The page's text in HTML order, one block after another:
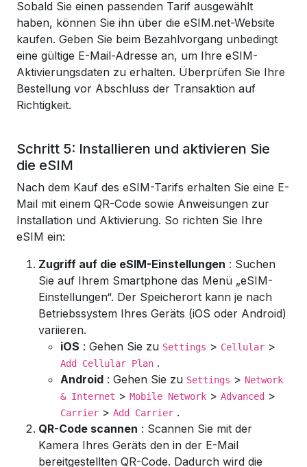
Sobald Sie einen passenden Tarif ausgewählt
haben, können Sie ihn über die eSIM.net-Website
kaufen. Geben Sie beim Bezahlvorgang unbedingt
eine gültige E-Mail-Adresse an, um Ihre eSIM-
Aktivierungsdaten zu erhalten. Überprüfen Sie Ihre
Bestellung vor Abschluss der Transaktion auf
Richtigkeit.
Schritt 5: Installieren und aktivieren Sie
die eSIM
Nach dem Kauf des eSIM-Tarifs erhalten Sie eine E-
Mail mit einem QR-Code sowie Anweisungen zur
Installation und Aktivierung. So richten Sie Ihre
eSIM ein:
Zugriff auf die eSIM-Einstellungen : Suchen
Sie auf Ihrem Smartphone das Menü „eSIM-
Einstellungen“. Der Speicherort kann je nach
Betriebssystem Ihres Geräts (iOS oder Android)
variieren.
iOS : Gehen Sie zu Settings > Cellular >
Add Cellular Plan .
Android : Gehen Sie zu Settings > Network
& Internet > Mobile Network > Advanced >
Carrier > Add Carrier .
QR-Code scannen : Scannen Sie mit der
Kamera Ihres Geräts den in der E-Mail
bereitgestellten QR-Code. Dadurch wird die